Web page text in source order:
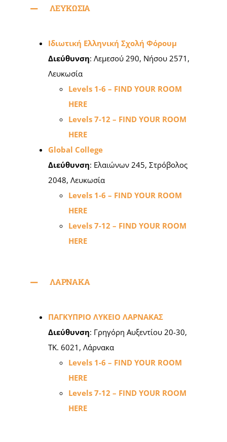
ΛΕΥΚΩΣΙΑ
Ιδιωτική Ελληνική Σχολή Φόρουμ
Διεύθυνση: Λεμεσού 290, Νήσου 2571,
Λευκωσία
Levels 1-6 – FIND YOUR ROOM
HERE
Levels 7-12 – FIND YOUR ROOM
HERE
Global College
Διεύθυνση: Ελαιώνων 245, Στρόβολος
2048, Λευκωσία
Levels 1-6 – FIND YOUR ROOM
HERE
Levels 7-12 – FIND YOUR ROOM
HERE
ΛΑΡΝΑΚΑ
ΠΑΓΚΥΠΡΙΟ ΛΥΚΕΙΟ ΛΑΡΝΑΚΑΣ
Διεύθυνση: Γρηγόρη Αυξεντίου 20-30,
ΤΚ. 6021, Λάρνακα
Levels 1-6 – FIND YOUR ROOM
HERE
Levels 7-12 – FIND YOUR ROOM
HERE